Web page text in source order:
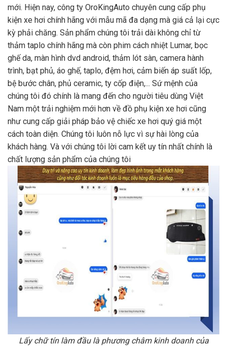
mới. Hiện nay, công ty OroKingAuto chuyên cung cấp phụ
kiện xe hơi chính hãng với mẫu mã đa dạng mà giá cả lại cực
kỳ phải chăng. Sản phẩm chúng tôi trải dài không chỉ từ
thảm taplo chính hãng mà còn phim cách nhiệt Lumar, bọc
ghế da, màn hình dvd android, thảm lót sàn, camera hành
trình, bạt phủ, áo ghế, taplo, đệm hơi, cảm biến áp suất lốp,
bệ bước chân, phủ ceramic, ty cốp điện,... Sứ mệnh của
chúng tôi đó chính là mang đến cho người tiêu dùng Việt
Nam một trải nghiệm mới hơn về đồ phụ kiện xe hơi cũng
như cung cấp giải pháp bảo vệ chiếc xe hơi quý giá một
cách toàn diện. Chúng tôi luôn nỗ lực vì sự hài lòng của
khách hàng. Và với chúng tôi lời cam kết uy tín nhất chính là
chất lượng sản phẩm của chúng tôi
Lấy chữ tín làm đầu là phương châm kinh doanh của